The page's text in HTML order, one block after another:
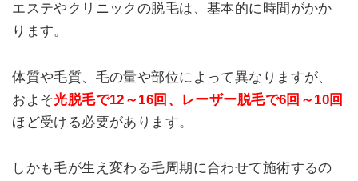
エステやクリニックの脱毛は、基本的に時間がかか
ります。
体質や毛質、毛の量や部位によって異なりますが、
およそ光脱毛で12～16回、レーザー脱毛で6回～10回
ほど受ける必要があります。
しかも毛が生え変わる毛周期に合わせて施術するの